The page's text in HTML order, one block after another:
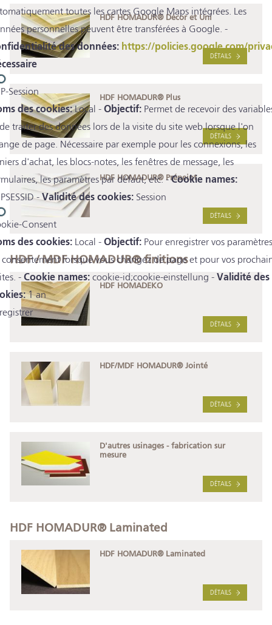
toutes les cartes Google Maps intégrées. Les
personnelles peuvent être transférées à Google. -
des données: https://policies.google.com/
Session
des cookies:Local - Objectif: Permet de recevoir des
traiter des données lors de la visite du site web lorsque l'on
de page. Nécessaire par exemple pour les connexions, les
d'achat, les blocs-notes, les fenêtres de message, les
les paramètres par défaut, etc. -Cookie names:
-Validité des cookies: Session
Consent
des cookies: Local - Objectif: Pour enregistrer vos paramètres
consentement lorsque vous changez de page et pour vos
- Cookie names: cookie-id;cookie-einstellung - Validité des
1 an
HDF HOMADUR® Décor et Uni
DÉTAILS
HDF HOMADUR® Plus
DÉTAILS
HDF HOMADUR® Prépeint
DÉTAILS
HDF / MDF HOMADUR® finitions
HDF HOMADEKO
DÉTAILS
HDF/MDF HOMADUR® Jointé
DÉTAILS
D'autres usinages - fabrication sur
mesure
DÉTAILS
HDF HOMADUR® Laminated
HDF HOMADUR® Laminated
DÉTAILS